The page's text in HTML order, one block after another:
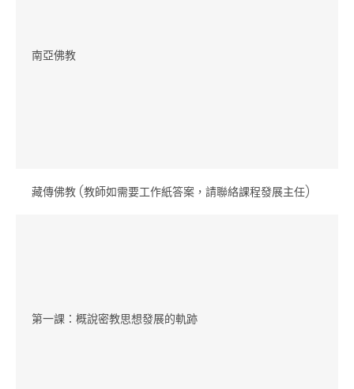
南亞佛教
藏傳佛教 (教師如需要工作紙答案，請聯絡課程發展主任)
第一課：概說密教思想發展的軌跡